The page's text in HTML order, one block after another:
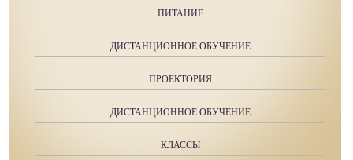
ПИТАНИЕ
ДИСТАНЦИОННОЕ ОБУЧЕНИЕ
ПРОЕКТОРИЯ
ДИСТАНЦИОННОЕ ОБУЧЕНИЕ
КЛАССЫ